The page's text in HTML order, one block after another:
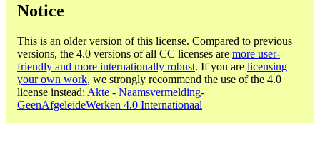
Notice
This is an older version of this license. Compared to previous
versions, the 4.0 versions of all CC licenses are more user-
friendly and more internationally robust. If you are licensing
your own work, we strongly recommend the use of the 4.0
license instead: Akte - Naamsvermelding-
GeenAfgeleideWerken 4.0 Internationaal